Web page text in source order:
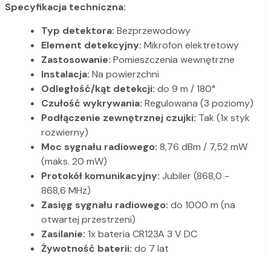
Specyfikacja techniczna:
Typ detektora: Bezprzewodowy
Element detekcyjny: Mikrofon elektretowy
Zastosowanie: Pomieszczenia wewnętrzne
Instalacja: Na powierzchni
Odległość/kąt detekcji: do 9 m / 180°
Czułość wykrywania: Regulowana (3 poziomy)
Podłączenie zewnętrznej czujki: Tak (1x styk
rozwierny)
Moc sygnału radiowego: 8,76 dBm / 7,52 mW
(maks. 20 mW)
Protokół komunikacyjny: Jubiler (868,0 -
868,6 MHz)
Zasięg sygnału radiowego: do 1000 m (na
otwartej przestrzeni)
Zasilanie: 1x bateria CR123A 3 V DC
Żywotność baterii: do 7 lat